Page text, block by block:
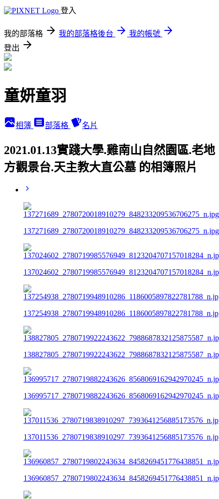
登入
我的部落格 我的部落格後台
我的帳號
登出
童妍童羽
相簿 部落格 名片
2021.01.13實踐大學.雞南山自然園區.老地
方觀景台.天主教大直公墓 的相簿照片
137271689_2780720018910279_848233209536706275_n.jpg